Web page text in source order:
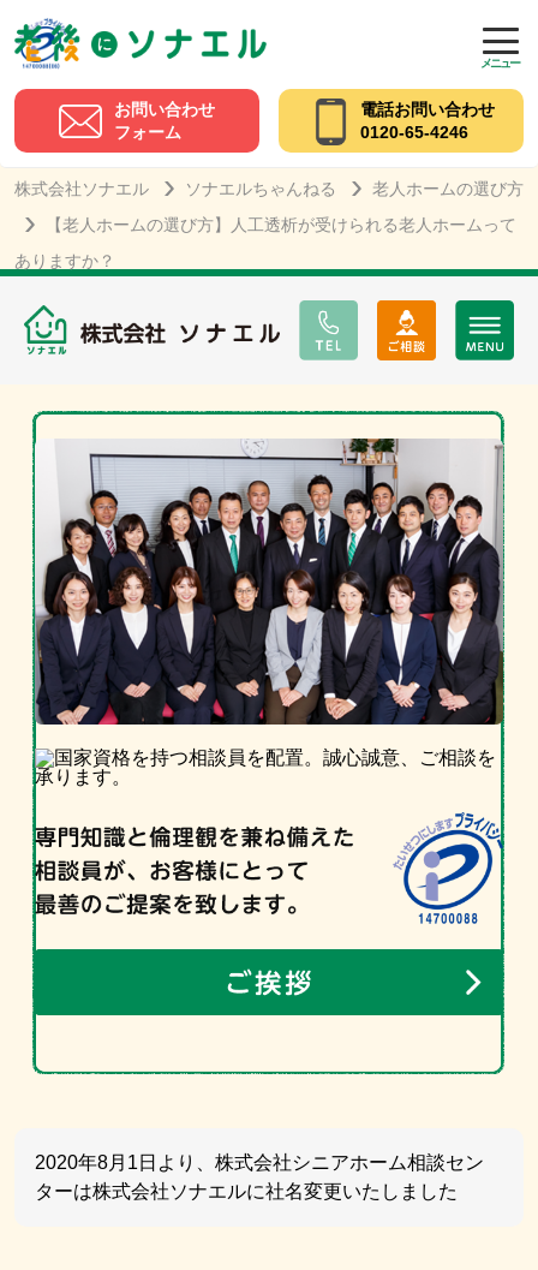
メニュー
お問い合わせ
フォーム
電話お問い合わせ
0120-65-4246
株式会社ソナエル ソナエルちゃんねる
老人ホームの選び方
【老人ホームの選び方】人工透析が受けられる老人ホームって
ありますか？
2020年8月1日より、株式会社シニアホーム相談セン
ターは株式会社ソナエルに社名変更いたしました